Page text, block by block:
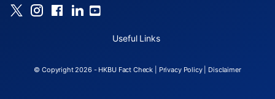
Useful Links
© Copyright 2026 - HKBU Fact Check | Privacy Policy| Disclaimer